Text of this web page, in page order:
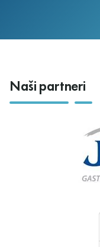
Naši partneri